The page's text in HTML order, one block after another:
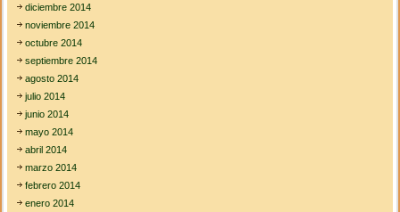
diciembre 2014
noviembre 2014
octubre 2014
septiembre 2014
agosto 2014
julio 2014
junio 2014
mayo 2014
abril 2014
marzo 2014
febrero 2014
enero 2014